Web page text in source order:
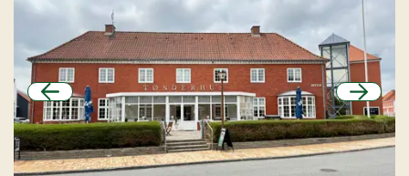
Forrige Næste